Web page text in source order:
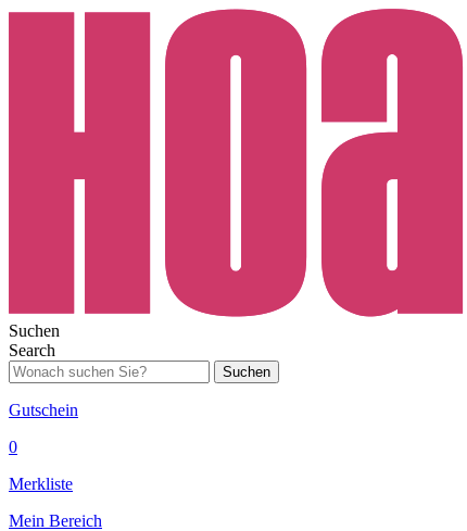
Suchen
Search
Suchen
Gutschein
0
Merkliste
Mein Bereich